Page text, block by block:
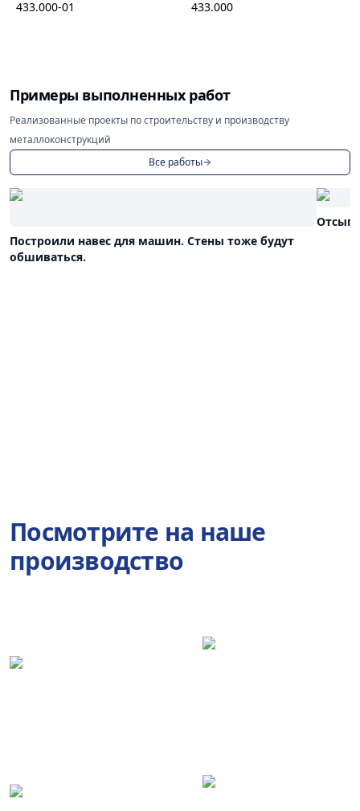
433.000-01
433.000
Примеры выполненных работ
Реализованные проекты по строительству и производству
металлоконструкций
Все работы
Построили навес для машин. Стены тоже будут
обшиваться.
Посмотрите на наше
производство